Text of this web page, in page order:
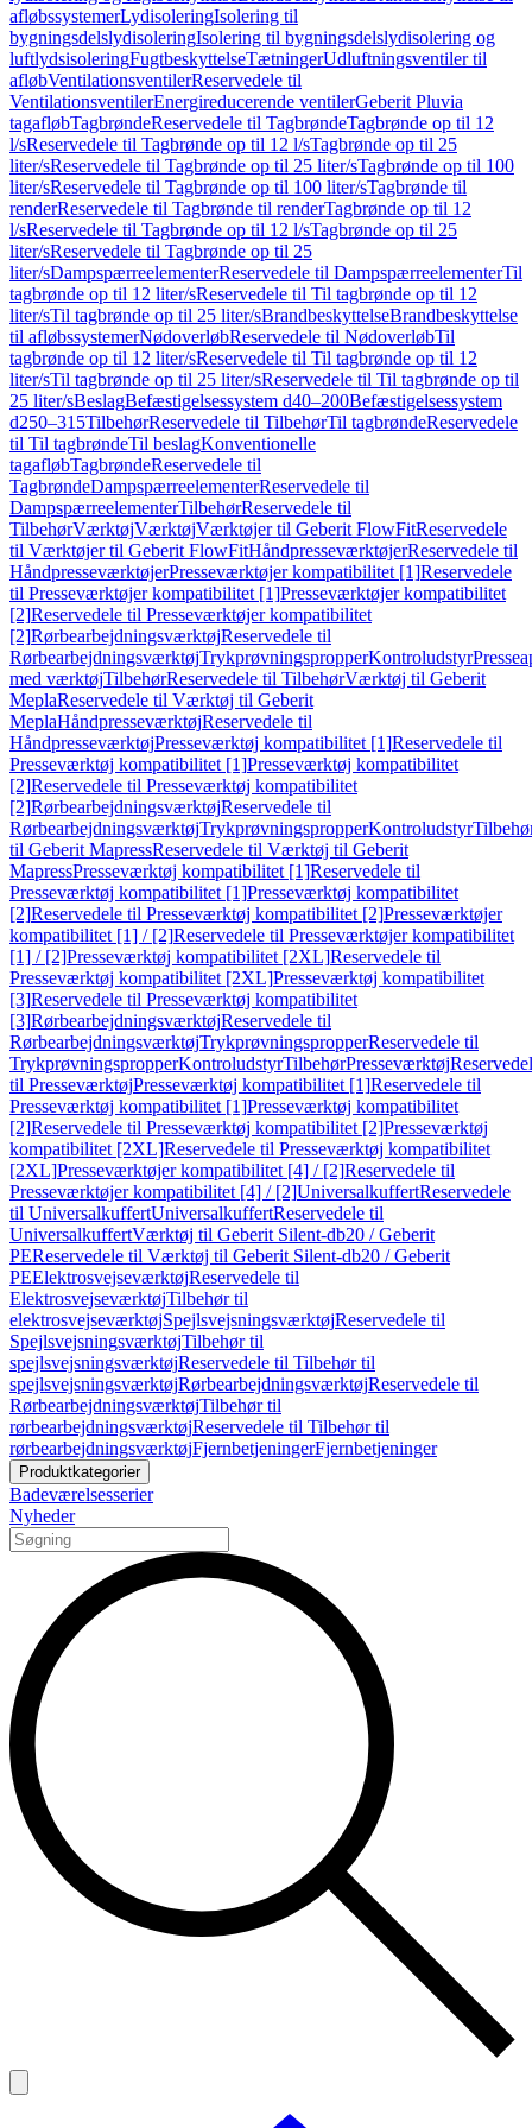
afløbssystemerLydisoleringIsolering til
bygningsdelslydisoleringIsolering til bygningsdelslydisolering og
luftlydsisoleringFugtbeskyttelseTætningerUdluftningsventiler til
afløbVentilationsventilerReservedele til
VentilationsventilerEnergireducerende ventilerGeberit Pluvia
tagafløbTagbrøndeReservedele til TagbrøndeTagbrønde op til 12
l/sReservedele til Tagbrønde op til 12 l/sTagbrønde op til 25
liter/sReservedele til Tagbrønde op til 25 liter/sTagbrønde op til 100
liter/sReservedele til Tagbrønde op til 100 liter/sTagbrønde til
renderReservedele til Tagbrønde til renderTagbrønde op til 12
l/sReservedele til Tagbrønde op til 12 l/sTagbrønde op til 25
liter/sReservedele til Tagbrønde op til 25
liter/sDampspærreelementerReservedele til DampspærreelementerTil
tagbrønde op til 12 liter/sReservedele til Til tagbrønde op til 12
liter/sTil tagbrønde op til 25 liter/sBrandbeskyttelseBrandbeskyttelse
til afløbssystemerNødoverløbReservedele til NødoverløbTil
tagbrønde op til 12 liter/sReservedele til Til tagbrønde op til 12
liter/sTil tagbrønde op til 25 liter/sReservedele til Til tagbrønde op til
25 liter/sBeslagBefæstigelsessystem d40–200Befæstigelsessystem
d250–315TilbehørReservedele til TilbehørTil tagbrøndeReservedele
til Til tagbrøndeTil beslagKonventionelle
tagafløbTagbrøndeReservedele til
TagbrøndeDampspærreelementerReservedele til
DampspærreelementerTilbehørReservedele til
TilbehørVærktøjVærktøjVærktøjer til Geberit FlowFitReservedele
til Værktøjer til Geberit FlowFitHåndpresseværktøjerReservedele til
HåndpresseværktøjerPresseværktøjer kompatibilitet [1]Reservedele
til Presseværktøjer kompatibilitet [1]Presseværktøjer kompatibilitet
[2]Reservedele til Presseværktøjer kompatibilitet
[2]RørbearbejdningsværktøjReservedele til
RørbearbejdningsværktøjTrykprøvningspropperKontroludstyr
med værktøjTilbehørReservedele til TilbehørVærktøj til Geberit
MeplaReservedele til Værktøj til Geberit
MeplaHåndpresseværktøjReservedele til
HåndpresseværktøjPresseværktøj kompatibilitet [1]Reservedele til
Presseværktøj kompatibilitet [1]Presseværktøj kompatibilitet
[2]Reservedele til Presseværktøj kompatibilitet
[2]RørbearbejdningsværktøjReservedele til
RørbearbejdningsværktøjTrykprøvningspropperKontroludstyr
til Geberit MapressReservedele til Værktøj til Geberit
MapressPresseværktøj kompatibilitet [1]Reservedele til
Presseværktøj kompatibilitet [1]Presseværktøj kompatibilitet
[2]Reservedele til Presseværktøj kompatibilitet [2]Presseværktøjer
kompatibilitet [1] / [2]Reservedele til Presseværktøjer kompatibilitet
[1] / [2]Presseværktøj kompatibilitet [2XL]Reservedele til
Presseværktøj kompatibilitet [2XL]Presseværktøj kompatibilitet
[3]Reservedele til Presseværktøj kompatibilitet
[3]RørbearbejdningsværktøjReservedele til
RørbearbejdningsværktøjTrykprøvningspropperReservedele til
TrykprøvningspropperKontroludstyrTilbehørPresseværktøj
til PresseværktøjPresseværktøj kompatibilitet [1]Reservedele til
Presseværktøj kompatibilitet [1]Presseværktøj kompatibilitet
[2]Reservedele til Presseværktøj kompatibilitet [2]Presseværktøj
kompatibilitet [2XL]Reservedele til Presseværktøj kompatibilitet
[2XL]Presseværktøjer kompatibilitet [4] / [2]Reservedele til
Presseværktøjer kompatibilitet [4] / [2]UniversalkuffertReservedele
til UniversalkuffertUniversalkuffertReservedele til
UniversalkuffertVærktøj til Geberit Silent-db20 / Geberit
PEReservedele til Værktøj til Geberit Silent-db20 / Geberit
PEElektrosvejseværktøjReservedele til
ElektrosvejseværktøjTilbehør til
elektrosvejseværktøjSpejlsvejsningsværktøjReservedele til
SpejlsvejsningsværktøjTilbehør til
spejlsvejsningsværktøjReservedele til Tilbehør til
spejlsvejsningsværktøjRørbearbejdningsværktøjReservedele til
RørbearbejdningsværktøjTilbehør til
rørbearbejdningsværktøjReservedele til Tilbehør til
rørbearbejdningsværktøjFjernbetjeningerFjernbetjeninger
Produktkategorier
Badeværelsesserier
Nyheder